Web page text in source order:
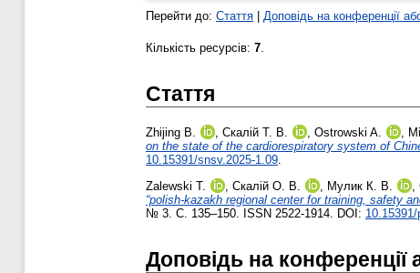
Перейти до: Стаття Доповідь на конференції
Кількість ресурсів: 7.
Стаття
Zhijing B. , Скалій Т. В. , Ostrowski A. ,
on the state of the cardiorespiratory system of
10.15391/snsv.2025-1.09.
Zalewski T.
, Скалій О. В. , Мулик К. В. ,
“polish-kazakh regional center for training, safety
№ 3. С. 135–150. ISSN 2522-1914. DOI:
Доповідь на конференції